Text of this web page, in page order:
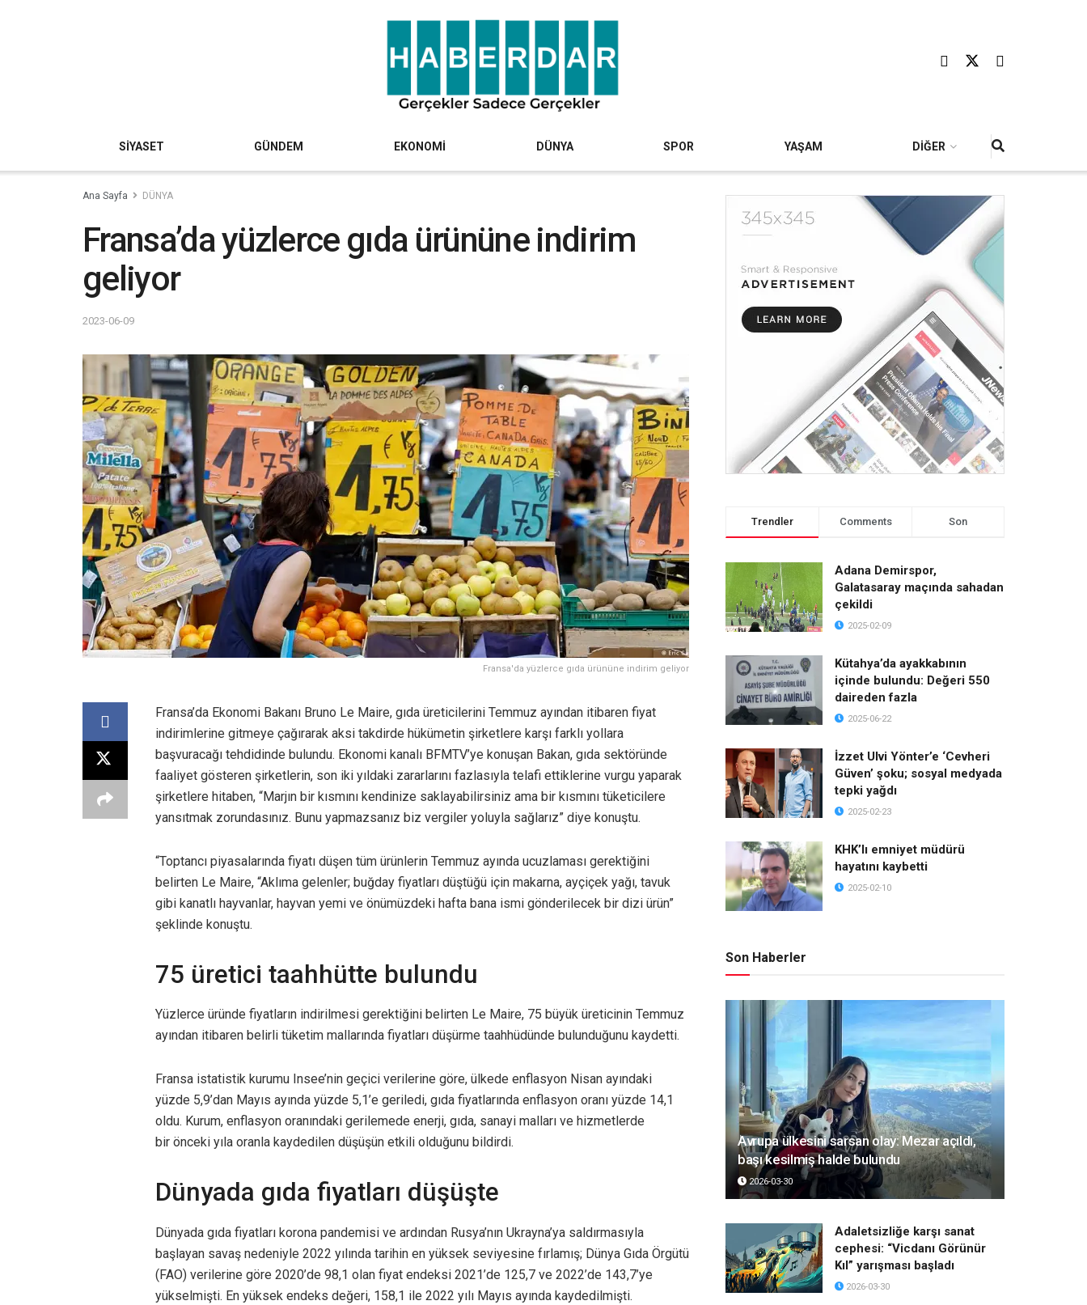
SİYASET GÜNDEM EKONOMİ DÜNYA SPOR YAŞAM DİĞER
Ana Sayfa DÜNYA
Fransa’da yüzlerce gıda ürününe indirim
geliyor
2023-06-09
Fransa'da yüzlerce gıda ürününe indirim geliyor
Fransa’da Ekonomi Bakanı Bruno Le Maire, gıda üreticilerini Temmuz ayından itibaren fiyat
indirimlerine gitmeye çağırarak aksi takdirde hükümetin şirketlere karşı farklı yollara
başvuracağı tehdidinde bulundu. Ekonomi kanalı BFMTV’ye konuşan Bakan, gıda sektöründe
faaliyet gösteren şirketlerin, son iki yıldaki zararlarını fazlasıyla telafi ettiklerine vurgu yaparak
şirketlere hitaben, “Marjın bir kısmını kendinize saklayabilirsiniz ama bir kısmını tüketicilere
yansıtmak zorundasınız. Bunu yapmazsanız biz vergiler yoluyla sağlarız” diye konuştu.
“Toptancı piyasalarında fiyatı düşen tüm ürünlerin Temmuz ayında ucuzlaması gerektiğini
belirten Le Maire, “Aklıma gelenler; buğday fiyatları düştüğü için makarna, ayçiçek yağı, tavuk
gibi kanatlı hayvanlar, hayvan yemi ve önümüzdeki hafta bana ismi gönderilecek bir dizi ürün”
şeklinde konuştu.
75 üretici taahhütte bulundu
Yüzlerce üründe fiyatların indirilmesi gerektiğini belirten Le Maire, 75 büyük üreticinin Temmuz
ayından itibaren belirli tüketim mallarında fiyatları düşürme taahhüdünde bulunduğunu kaydetti.
Fransa istatistik kurumu Insee’nin geçici verilerine göre, ülkede enflasyon Nisan ayındaki
yüzde 5,9’dan Mayıs ayında yüzde 5,1’e geriledi, gıda fiyatlarında enflasyon oranı yüzde 14,1
oldu. Kurum, enflasyon oranındaki gerilemede enerji, gıda, sanayi malları ve hizmetlerde
bir önceki yıla oranla kaydedilen düşüşün etkili olduğunu bildirdi.
Dünyada gıda fiyatları düşüşte
Dünyada gıda fiyatları korona pandemisi ve ardından Rusya’nın Ukrayna’ya saldırmasıyla
başlayan savaş nedeniyle 2022 yılında tarihin en yüksek seviyesine fırlamış; Dünya Gıda Örgütü
(FAO) verilerine göre 2020’de 98,1 olan fiyat endeksi 2021’de 125,7 ve 2022’de 143,7’ye
yükselmişti. En yüksek endeks değeri, 158,1 ile 2022 yılı Mayıs ayında kaydedilmişti.
Trendler Comments Son
Adana Demirspor,
Galatasaray maçında sahadan
çekildi
2025-02-09
Kütahya’da ayakkabının
içinde bulundu: Değeri 550
daireden fazla
2025-06-22
İzzet Ulvi Yönter’e ‘Cevheri
Güven’ şoku; sosyal medyada
tepki yağdı
2025-02-23
KHK’lı emniyet müdürü
hayatını kaybetti
2025-02-10
Son Haberler
Avrupa ülkesini sarsan olay: Mezar açıldı,
başı kesilmiş halde bulundu
2026-03-30
Adaletsizliğe karşı sanat
cephesi: “Vicdanı Görünür
Kıl” yarışması başladı
2026-03-30